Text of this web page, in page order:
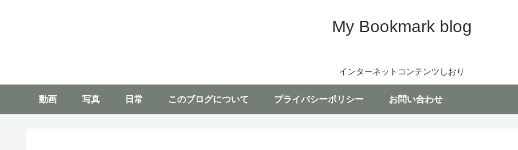
My Bookmark blog
インターネットコンテンツしおり
動画 写真 日常 このブログについて プライバシーポリシー お問い合わせ